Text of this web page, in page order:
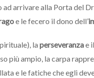
arrivare alla Porta del
e le fecero il dono dell’
la perseveranzae il
più ampio, la carpa
e le fatiche che egli